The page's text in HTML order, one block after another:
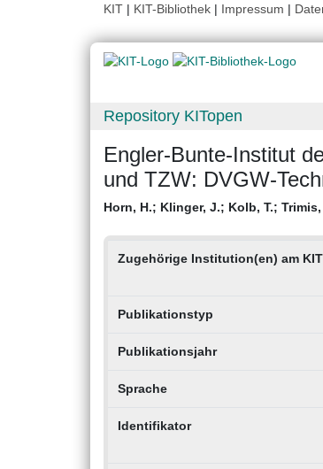
KIT | KIT-Bibliothek | Impressum |
Repository KITopen
Engler-Bunte-Institut
und TZW: DVGW-
Horn, H.; Klinger, J.; Kolb, T.; Trimis,
Zugehörige Institution(en) am KIT
Publikationstyp
Publikationsjahr
Sprache
Identifikator